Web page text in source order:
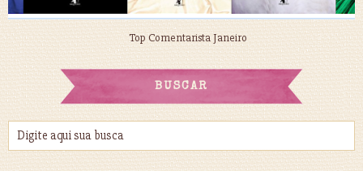
Top Comentarista Janeiro
BUSCAR